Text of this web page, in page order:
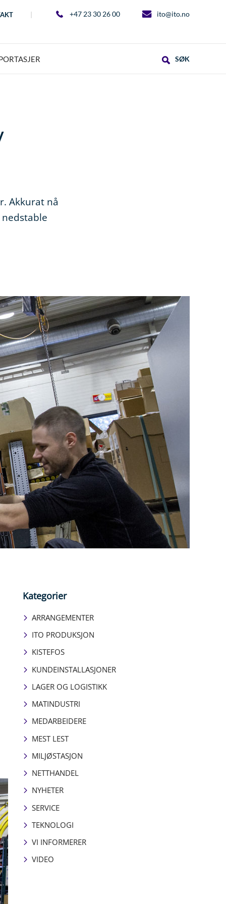
+47 23 30 26 00 ito@ito.no
SØK
Akkurat nå
Kategorier
ARRANGEMENTER
ITO PRODUKSJON
KISTEFOS
KUNDEINSTALLASJONER
LAGER OG LOGISTIKK
MATINDUSTRI
MEDARBEIDERE
MEST LEST
MILJØSTASJON
NETTHANDEL
NYHETER
SERVICE
TEKNOLOGI
VI INFORMERER
VIDEO